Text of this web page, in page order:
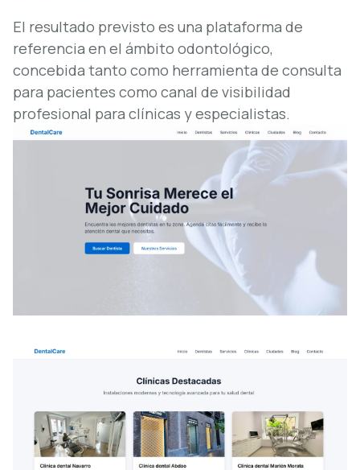
El resultado previsto es una plataforma de
referencia en el ámbito odontológico,
concebida tanto como herramienta de consulta
para pacientes como canal de visibilidad
profesional para clínicas y especialistas.